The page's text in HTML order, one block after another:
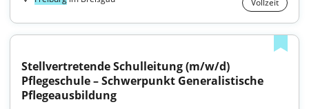
Vollzeit
Stellvertretende Schulleitung (m/w/d)
Pflegeschule – Schwerpunkt Generalistische
Pflegeausbildung